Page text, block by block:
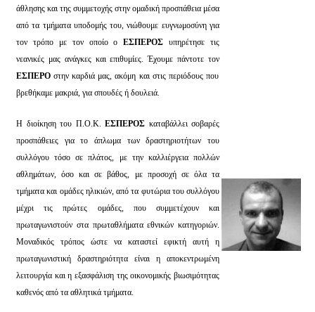
άθλησης και της συμμετοχής στην ομαδική προσπάθεια μέσα
από τα τμήματα υποδομής του, νιώθουμε ευγνωμοσύνη για
τον τρόπο με τον οποίο ο ΕΣΠΕΡΟΣ υπηρέτησε τις
νεανικές μας ανάγκες και επιθυμίες. Έχουμε πάντοτε τον
ΕΣΠΕΡΟ στην καρδιά μας, ακόμη και στις περιόδους που
βρεθήκαμε μακριά, για σπουδές ή δουλειά.
Η διοίκηση του Π.Ο.Κ. ΕΣΠΕΡΟΣ καταβάλλει σοβαρές
προσπάθειες για το άπλωμα των δραστηριοτήτων του
συλλόγου τόσο σε πλάτος, με την καλλιέργεια πολλών
αθλημάτων, όσο και σε βάθος, με προσοχή σε όλα τα
τμήματα και ομάδες ηλικιών, από τα φυτώρια του συλλόγου
μέχρι τις πρώτες ομάδες, που συμμετέχουν και
πρωταγωνιστούν στα πρωταθλήματα εθνικών κατηγοριών.
Μοναδικός τρόπος ώστε να καταστεί εφικτή αυτή η
πρωταγωνιστική δραστηριότητα είναι η αποκεντρωμένη
λειτουργία και η εξασφάλιση της οικονομικής βιωσιμότητας
καθενός από τα αθλητικά τμήματα.